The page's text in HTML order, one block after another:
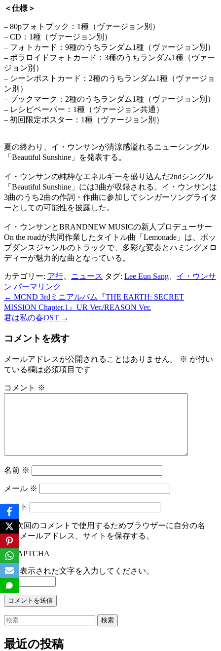
＜仕様＞
– 80pフォトブック：1種（ヴァージョン別）
– CD：1種（ヴァージョン別）
– フォトカード：9種のうちランダム1種（ヴァージョン別）
– ポラロイドフォトカード：3種のうちランダム1種（ヴァー
ジョン別）
– シーンポストカード：2種のうちランダム1種（ヴァージョ
ン別）
– ブックマーク：2種のうちランダム1種（ヴァージョン別）
– レシピペーパー：1種（ヴァージョン共通）
– 初回限定ポスター：1種（ヴァージョン別）
夏の終わり、イ・ウンサンが清涼感溢れるニューシングル
「Beautiful Sunshine」を発表する。
イ・ウンサンの純枠なエネルギーを盛り込んだ2ndシングル
「Beautiful Sunshine」には3曲が収録される。イ・ウンサンは
3曲のうち2曲の作詞・作曲に参加してシンガーソングライタ
ーとしての可能性を披露した。
イ・ウンサンとBRANDNEW MUSICの新人プロデューサー
On the roadが共同作業したタイトル曲「Lemonade」は、ポッ
プダンスジャンルのトラックで、多彩な変奏とハミングメロ
ディーが魅力的な曲となっている。
カテゴリー: ア行 ニュース タグ: Lee Eun Sang
イ・ウンサ
ン パーマリンク
投
稿
ビ
ゲ
シ
← MCND 3rdミニアルバム『THE EARTH: SECRET
MISSION Chapter.1』UR Ver./REASON Ver.
君は私の春OST →
コメントを残す
メールアドレスが公開されることはありません。 ※ が付い
ている欄は必須項目です
コメント ※
名前 ※
メール ※
サイト
次回のコメントで使用するためブラウザーに自分の名
前、メールアドレス、サイトを保存する。
上に表示された文字を入力してください。
検
最近の投稿